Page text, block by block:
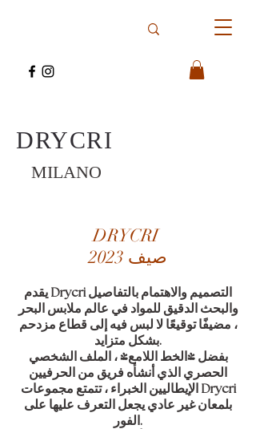
DRYCRI
MILANO
DRYCRI
صيف 2023
يقدم Drycri التصميم والاهتمام بالتفاصيل
والبحث الدقيق للمواد في عالم ملابس البحر
، مضيفًا توقيعًا لا لبس فيه إلى قطاع مزدحم
بشكل متزايد.
بفضل "الخط اللامع" ، الملف الشخصي
الحصري الذي أنشأه فريق من الحرفيين
الإيطاليين الخبراء ، تتمتع مجموعات Drycri
بلمعان غير عادي يجعل التعرف عليها على
الفور.